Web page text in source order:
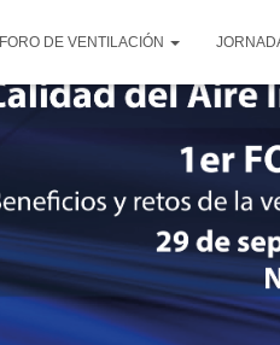
FORO DE VENTILACIÓN